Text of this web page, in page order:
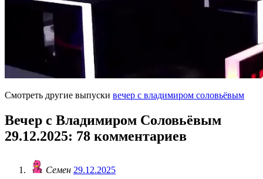
Смотреть другие выпуски вечер с владимиром соловьёвым
Вечер с Владимиром Соловьёвым
29.12.2025: 78 комментариев
Семен 29.12.2025